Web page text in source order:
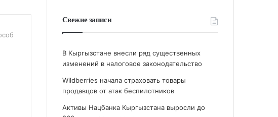
Свежие записи
В Кыргызстане внесли ряд существенных
изменений в налоговое законодательство
Wildberries начала страховать товары
продавцов от атак беспилотников
Активы Нацбанка Кыргызстана выросли до